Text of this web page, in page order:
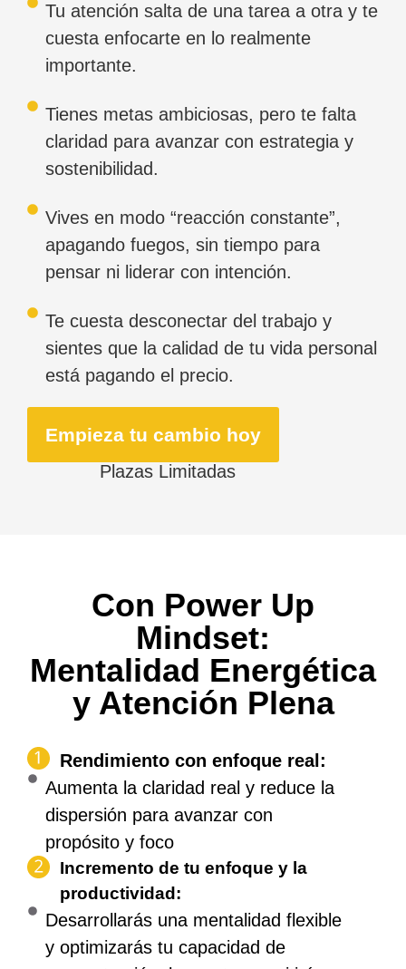
Tu atención salta de una tarea a otra y te
cuesta enfocarte en lo realmente
importante.
Tienes metas ambiciosas, pero te falta
claridad para avanzar con estrategia y
sostenibilidad.
Vives en modo “reacción constante”,
apagando fuegos, sin tiempo para
pensar ni liderar con intención.
Te cuesta desconectar del trabajo y
sientes que la calidad de tu vida personal
está pagando el precio.
Empieza tu cambio hoy
Plazas Limitadas
Con Power Up
Mindset:
Mentalidad Energética
y Atención Plena
Rendimiento con enfoque real:
Aumenta la claridad real y reduce la
dispersión para avanzar con
propósito y foco
Incremento de tu enfoque y la
productividad:
Desarrollarás una mentalidad flexible
y optimizarás tu capacidad de